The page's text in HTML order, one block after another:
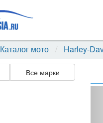
Каталог мото Harley-
Все марки